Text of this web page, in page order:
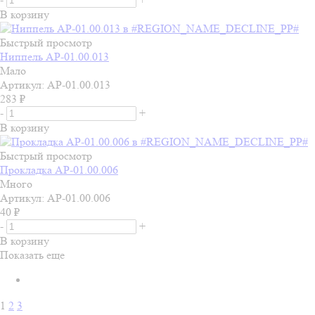
В корзину
Быстрый просмотр
Ниппель АР-01.00.013
Мало
Артикул: АР-01.00.013
283 ₽
-
+
В корзину
Быстрый просмотр
Прокладка АР-01.00.006
Много
Артикул: АР-01.00.006
40 ₽
-
+
В корзину
Показать еще
1 2 3